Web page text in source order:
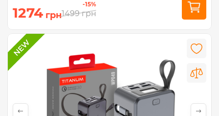
1274 грн
-15%
1499 грн